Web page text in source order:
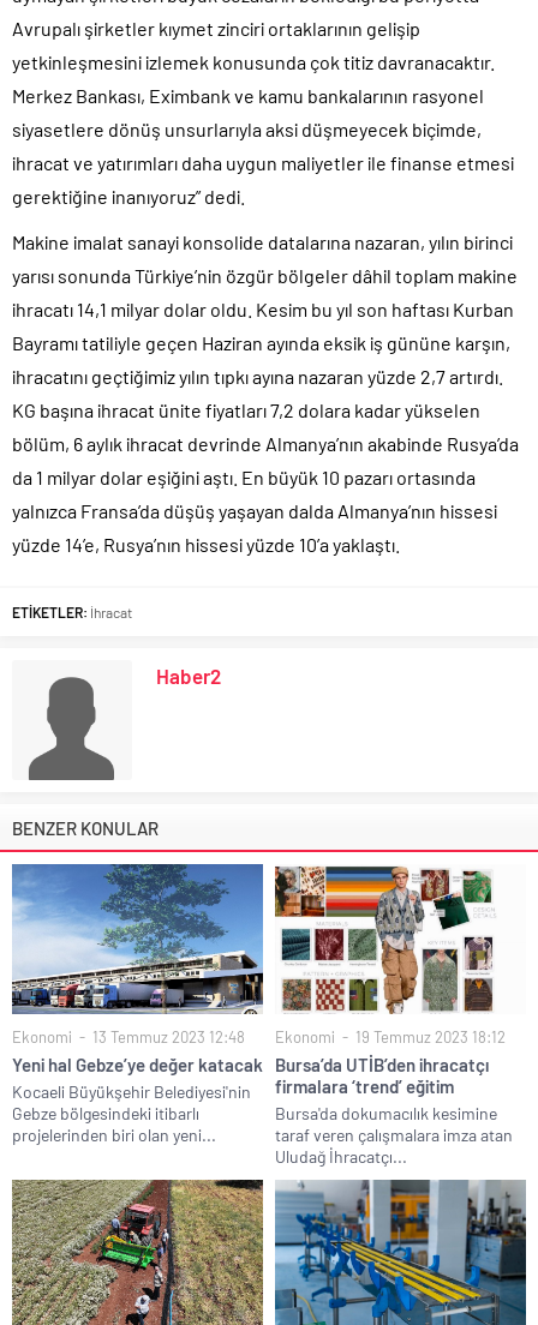
Avrupalı şirketler kıymet zinciri ortaklarının gelişip
yetkinleşmesini izlemek konusunda çok titiz davranacaktır.
Merkez Bankası, Eximbank ve kamu bankalarının rasyonel
siyasetlere dönüş unsurlarıyla aksi düşmeyecek biçimde,
ihracat ve yatırımları daha uygun maliyetler ile finanse etmesi
gerektiğine inanıyoruz” dedi.
Makine imalat sanayi konsolide datalarına nazaran, yılın birinci
yarısı sonunda Türkiye’nin özgür bölgeler dâhil toplam makine
ihracatı 14,1 milyar dolar oldu. Kesim bu yıl son haftası Kurban
Bayramı tatiliyle geçen Haziran ayında eksik iş gününe karşın,
ihracatını geçtiğimiz yılın tıpkı ayına nazaran yüzde 2,7 artırdı.
KG başına ihracat ünite fiyatları 7,2 dolara kadar yükselen
bölüm, 6 aylık ihracat devrinde Almanya’nın akabinde Rusya’da
da 1 milyar dolar eşiğini aştı. En büyük 10 pazarı ortasında
yalnızca Fransa’da düşüş yaşayan dalda Almanya’nın hissesi
yüzde 14’e, Rusya’nın hissesi yüzde 10’a yaklaştı.
ETİKETLER: İhracat
Haber2
BENZER KONULAR
Ekonomi 13 Temmuz 2023 12:48
Yeni hal Gebze’ye değer katacak
Kocaeli Büyükşehir Belediyesi'nin
Gebze bölgesindeki itibarlı
projelerinden biri olan yeni...
Ekonomi 19 Temmuz 2023 18:12
Bursa’da UTİB’den ihracatçı
firmalara ‘trend’ eğitim
Bursa'da dokumacılık kesimine
taraf veren çalışmalara imza atan
Uludağ İhracatçı...